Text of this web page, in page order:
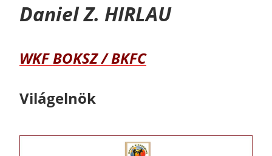
Daniel Z. HIRLAU
WKF BOKSZ / BKFC
Világelnök